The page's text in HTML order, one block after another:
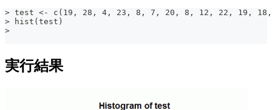
> test <- c(19, 28, 4, 23, 8, 7, 20, 8, 12, 22, 19,
> hist(test)
>
実行結果